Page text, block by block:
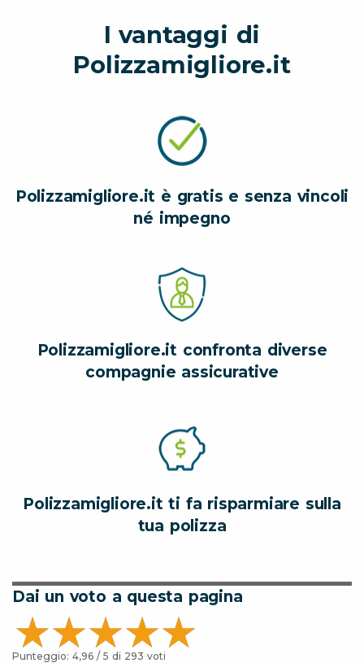
I vantaggi di
Polizzamigliore.it
Polizzamigliore.it è gratis e senza vincoli
né impegno
Polizzamigliore.it confronta diverse
compagnie assicurative
Polizzamigliore.it ti fa risparmiare sulla
tua polizza
Dai un voto a questa pagina
Punteggio: 4,96 / 5 di 293 voti